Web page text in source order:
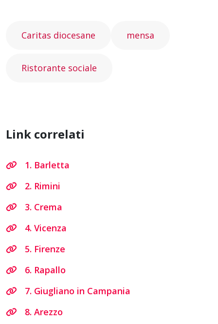
Caritas diocesane mensa
Ristorante sociale
Link correlati
1. Barletta
2. Rimini
3. Crema
4. Vicenza
5. Firenze
6. Rapallo
7. Giugliano in Campania
8. Arezzo